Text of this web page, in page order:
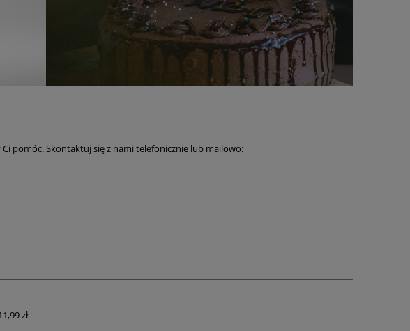
pomóc. Skontaktuj się z nami telefonicznie lub mailowo:
zł